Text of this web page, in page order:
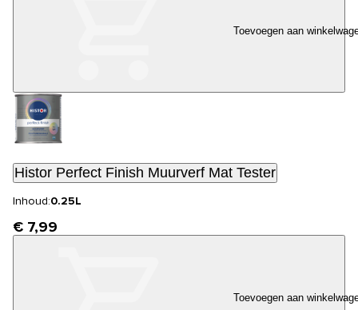
Toevoegen aan
Histor Perfect Finish Muurverf Mat Tester
Inhoud:0.25L
€ 7,99
Toevoegen aan